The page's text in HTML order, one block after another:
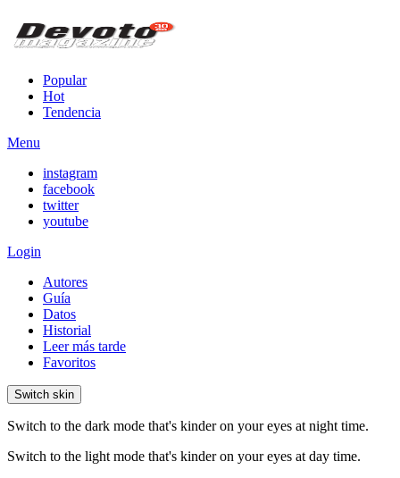
Popular
Hot
Tendencia
Menu
instagram
facebook
twitter
youtube
Login
Autores
Guía
Datos
Historial
Leer más tarde
Favoritos
Switch skin
Switch to the dark mode that's kinder on your eyes at night time.
Switch to the light mode that's kinder on your eyes at day time.